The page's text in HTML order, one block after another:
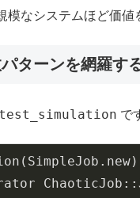
模なシステムほど価値
ターンを網羅す
test_simulation で
new)
ChaoticJob::